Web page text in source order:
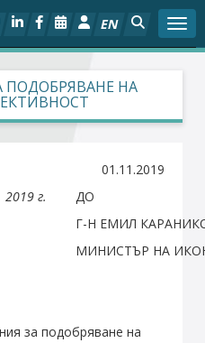
EN
ПОДОБРЯВАНЕ НА
01.11.2019
2019 г.
ДО
Г-Н ЕМИЛ
МИНИСТЪР НА
за подобряване на